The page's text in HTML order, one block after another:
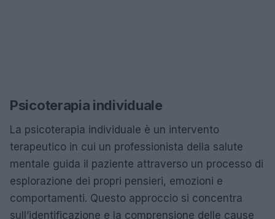
Psicoterapia individuale
La psicoterapia individuale è un intervento
terapeutico in cui un professionista della salute
mentale guida il paziente attraverso un processo di
esplorazione dei propri pensieri, emozioni e
comportamenti. Questo approccio si concentra
sull’identificazione e la comprensione delle cause